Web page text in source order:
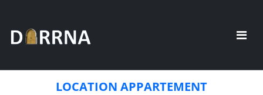
LOCATION APPARTEMENT